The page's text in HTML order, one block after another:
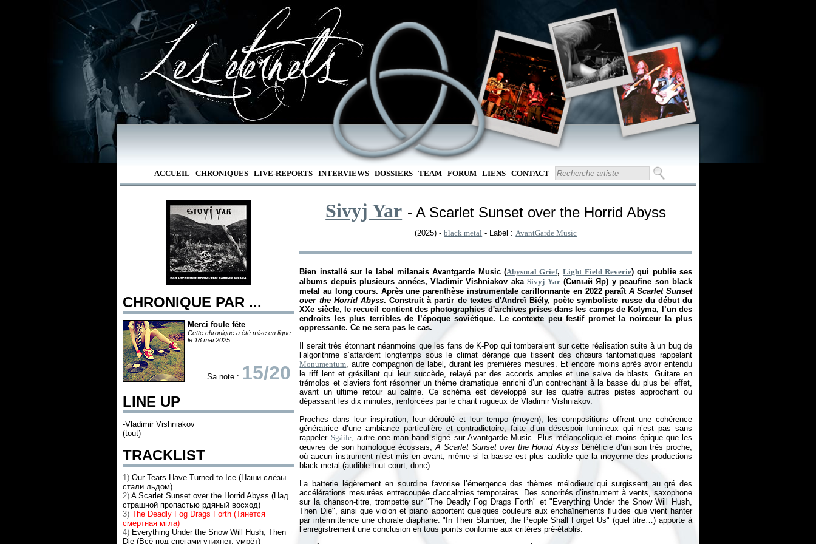
ACCUEIL CHRONIQUES LIVE-REPORTS INTERVIEWS DOSSIERS TEAM FORUM LIENS CONTACT
CHRONIQUE PAR ...
Merci foule fête
Cette chronique a été mise en ligne
le 18 mai 2025
Sa note : 15/20
LINE UP
-Vladimir Vishniakov
(tout)
TRACKLIST
1) Our Tears Have Turned to Ice (Наши слёзы
стали льдом)
2) A Scarlet Sunset over the Horrid Abyss (Над
страшной пропастью рдяный восход)
3) The Deadly Fog Drags Forth (Тянется
смертная мгла)
4) Everything Under the Snow Will Hush, Then
Die (Всё под снегами утихнет, умрёт)
Sivyj Yar - A Scarlet Sunset over the Horrid Abyss
(2025) -black metal - Label :AvantGarde Music
Bien installé sur le label milanais Avantgarde Music (Abysmal Grief,Light Field Reverie) qui publie ses
albums depuis plusieurs années, Vladimir Vishniakov akaSivyj Yar(Сивый Яр) y peaufine son black
metal au long cours. Après une parenthèse instrumentale carillonnante en 2022 paraît A Scarlet Sunset
over the Horrid Abyss. Construit à partir de textes d'Andreï Biély, poète symboliste russe du début du
XXe siècle, le recueil contient des photographies d'archives prises dans les camps de Kolyma, l’un des
endroits les plus terribles de l’époque soviétique. Le contexte peu festif promet la noirceur la plus
oppressante. Ce ne sera pas le cas.
Il serait très étonnant néanmoins que les fans de K-Pop qui tomberaient sur cette réalisation suite à un bug de
l’algorithme s’attardent longtemps sous le climat dérangé que tissent des chœurs fantomatiques rappelant
Monumentum, autre compagnon de label, durant les premières mesures. Et encore moins après avoir entendu
le riff lent et grésillant qui leur succède, relayé par des accords amples et une salve de blasts. Guitare en
trémolos et claviers font résonner un thème dramatique enrichi d’un contrechant à la basse du plus bel effet,
avant un ultime retour au calme. Ce schéma est développé sur les quatre autres pistes approchant ou
dépassant les dix minutes, renforcées par le chant rugueux de Vladimir Vishniakov.
Proches dans leur inspiration, leur déroulé et leur tempo (moyen), les compositions offrent une cohérence
génératrice d’une ambiance particulière et contradictoire, faite d’un désespoir lumineux qui n’est pas sans
rappeler Sgàile, autre one man band signé sur Avantgarde Music. Plus mélancolique et moins épique que les
œuvres de son homologue écossais,A Scarlet Sunset over the Horrid Abyssbénéficie d’un son très proche,
où aucun instrument n’est mis en avant, même si la basse est plus audible que la moyenne des productions
black metal (audible tout court, donc).
La batterie légèrement en sourdine favorise l’émergence des thèmes mélodieux qui surgissent au gré des
accélérations mesurées entrecoupée d'accalmies temporaires. Des sonorités d’instrument à vents, saxophone
sur la chanson-titre, trompette sur "The Deadly Fog Drags Forth" et "Everything Under the Snow Will Hush,
Then Die", ainsi que violon et piano apportent quelques couleurs aux enchaînements fluides que vient hanter
par intermittence une chorale diaphane. "In Their Slumber, the People Shall Forget Us" (quel titre…) apporte à
l’enregistrement une conclusion en tous points conforme aux critères pré-établis.